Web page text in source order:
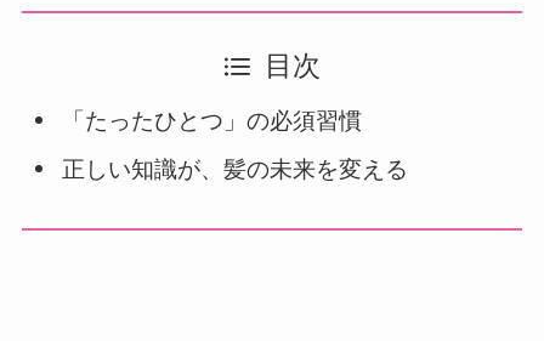
目次
「たったひとつ」の必須習慣
正しい知識が、髪の未来を変える